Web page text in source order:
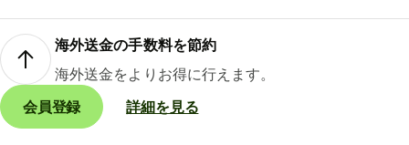
海外送金の手数料を節約
海外送金をよりお得に行えます。
会員登録
詳細を見る